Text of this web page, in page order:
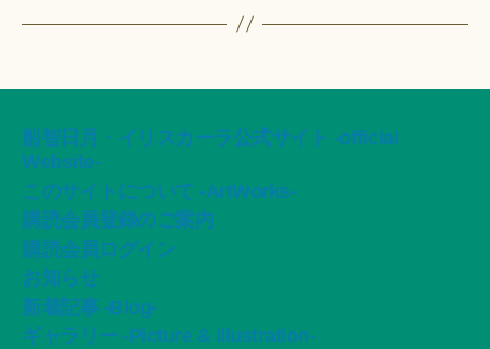
船智日月・イリスカーラ公式サイト -official
Website-
このサイトについて -ArtWorks-
購読会員登録のご案内
購読会員ログイン
お知らせ
新着記事 -Blog-
ギャラリー -Picture & Illustration-